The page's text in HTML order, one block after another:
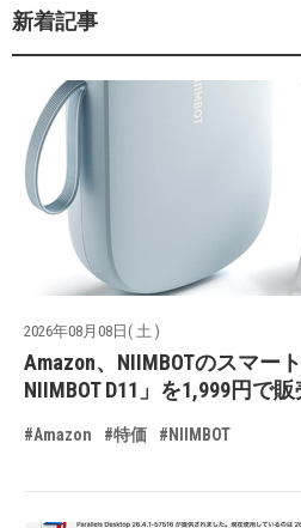
新着記事
2026年08月08日( 土 )
Amazon、NIIMBOTのスマー
NIIMBOT D11」を1,999円で
#Amazon #特価 #NIIMBOT